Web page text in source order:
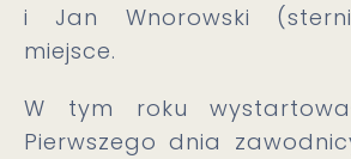
i Jan Wnorowski
miejsce.
W tym roku
Pierwszego dnia